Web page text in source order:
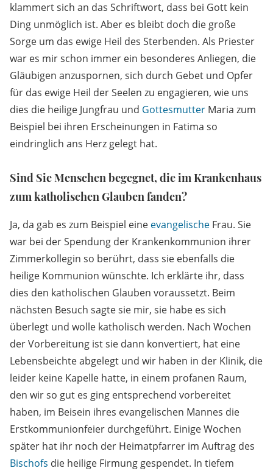
klammert sich an das Schriftwort, dass bei Gott kein
Ding unmöglich ist. Aber es bleibt doch die große
Sorge um das ewige Heil des Sterbenden. Als Priester
war es mir schon immer ein besonderes Anliegen, die
Gläubigen anzuspornen, sich durch Gebet und Opfer
für das ewige Heil der Seelen zu engagieren, wie uns
dies die heilige Jungfrau und Gottesmutter Maria zum
Beispiel bei ihren Erscheinungen in Fatima so
eindringlich ans Herz gelegt hat.
Sind Sie Menschen begegnet, die im Krankenhaus
zum katholischen Glauben fanden?
Ja, da gab es zum Beispiel eine evangelische Frau. Sie
war bei der Spendung der Krankenkommunion ihrer
Zimmerkollegin so berührt, dass sie ebenfalls die
heilige Kommunion wünschte. Ich erklärte ihr, dass
dies den katholischen Glauben voraussetzt. Beim
nächsten Besuch sagte sie mir, sie habe es sich
überlegt und wolle katholisch werden. Nach Wochen
der Vorbereitung ist sie dann konvertiert, hat eine
Lebensbeichte abgelegt und wir haben in der Klinik, die
leider keine Kapelle hatte, in einem profanen Raum,
den wir so gut es ging entsprechend vorbereitet
haben, im Beisein ihres evangelischen Mannes die
Erstkommunionfeier durchgeführt. Einige Wochen
später hat ihr noch der Heimatpfarrer im Auftrag des
Bischofs die heilige Firmung gespendet. In tiefem